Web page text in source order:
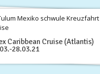
Caribbean Cruise (Atlantis)
28.03.21